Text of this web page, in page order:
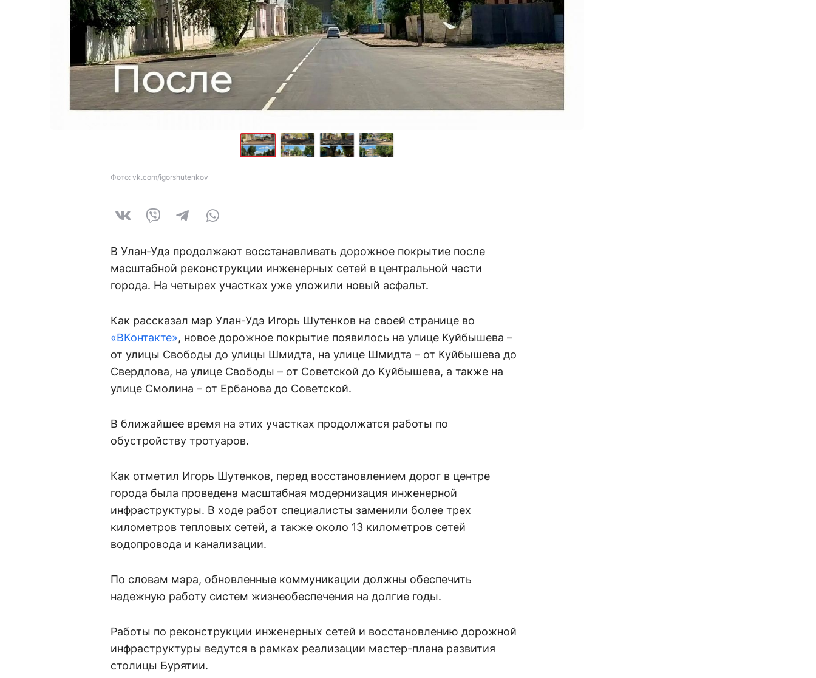
Фото: vk.com/igorshutenkov
В Улан-Удэ продолжают восстанавливать дорожное покрытие после
масштабной реконструкции инженерных сетей в центральной части
города. На четырех участках уже уложили новый асфальт.
Как рассказал мэр Улан-Удэ Игорь Шутенков на своей странице во
«ВКонтакте», новое дорожное покрытие появилось на улице Куйбышева –
от улицы Свободы до улицы Шмидта, на улице Шмидта – от Куйбышева до
Свердлова, на улице Свободы – от Советской до Куйбышева, а также на
улице Смолина – от Ербанова до Советской.
В ближайшее время на этих участках продолжатся работы по
обустройству тротуаров.
Как отметил Игорь Шутенков, перед восстановлением дорог в центре
города была проведена масштабная модернизация инженерной
инфраструктуры. В ходе работ специалисты заменили более трех
километров тепловых сетей, а также около 13 километров сетей
водопровода и канализации.
По словам мэра, обновленные коммуникации должны обеспечить
надежную работу систем жизнеобеспечения на долгие годы.
Работы по реконструкции инженерных сетей и восстановлению дорожной
инфраструктуры ведутся в рамках реализации мастер-плана развития
столицы Бурятии.